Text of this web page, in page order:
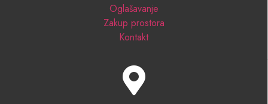
Oglašavanje
Zakup prostora
Kontakt